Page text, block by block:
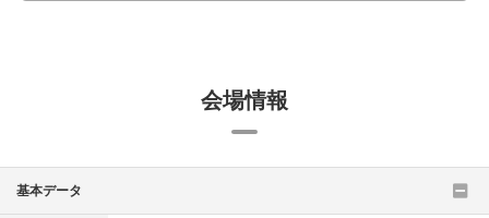
会場情報
基本データ